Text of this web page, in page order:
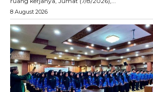
8 August 2026